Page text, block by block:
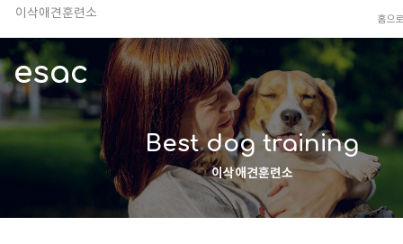
이삭애견훈련소
안전하고 행복한 펫티켓 선도!
경기도 화성시 봉담읍 위치
이찬종, 이웅종 소장 소개
홈으로
esac
Best dog training
이삭애견훈련소